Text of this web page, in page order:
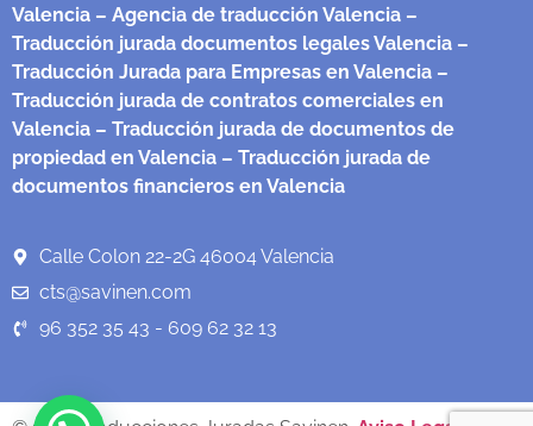
Valencia – Agencia de traducción Valencia –
Traducción jurada documentos legales Valencia –
Traducción Jurada para Empresas en Valencia –
Traducción jurada de contratos comerciales en
Valencia – Traducción jurada de documentos de
propiedad en Valencia – Traducción jurada de
documentos financieros en Valencia
Calle Colon 22-2G 46004 Valencia
cts@savinen.com
96 352 35 43 - 609 62 32 13